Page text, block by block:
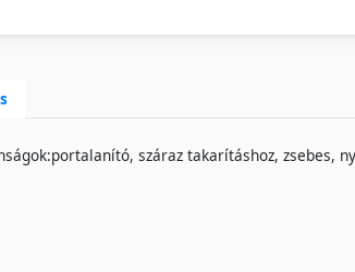
száraz takarításhoz, zsebes,